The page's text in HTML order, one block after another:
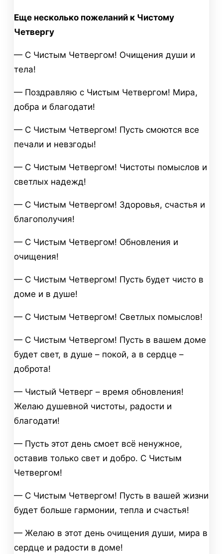
Еще несколько пожеланий к Чистому
Четвергу
— С Чистым Четвергом! Очищения души и
тела!
— Поздравляю с Чистым Четвергом! Мира,
добра и благодати!
— С Чистым Четвергом! Пусть смоются все
печали и невзгоды!
— С Чистым Четвергом! Чистоты помыслов и
светлых надежд!
— С Чистым Четвергом! Здоровья, счастья и
благополучия!
— С Чистым Четвергом! Обновления и
очищения!
— С Чистым Четвергом! Пусть будет чисто в
доме и в душе!
— С Чистым Четвергом! Светлых помыслов!
— С Чистым Четвергом! Пусть в вашем доме
будет свет, в душе – покой, а в сердце –
доброта!
— Чистый Четверг – время обновления!
Желаю душевной чистоты, радости и
благодати!
— Пусть этот день смоет всё ненужное,
оставив только свет и добро. С Чистым
Четвергом!
— С Чистым Четвергом! Пусть в вашей жизни
будет больше гармонии, тепла и счастья!
— Желаю в этот день очищения души, мира в
сердце и радости в доме!